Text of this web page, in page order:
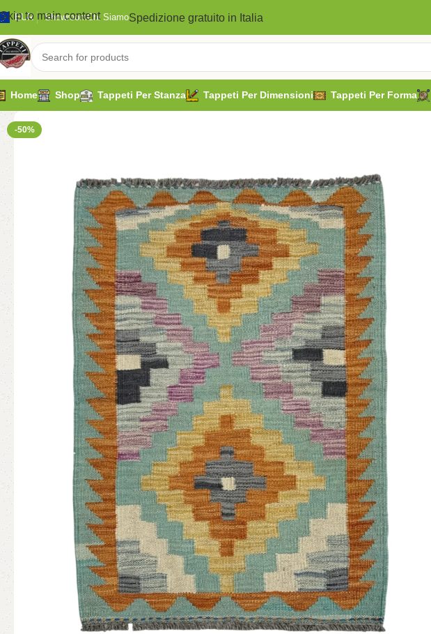
Skip to main content
EUR ShowroomChi SiamoSpedizione gratuito in Italia
Home Shop Tappeti Per Stanza Tappeti Per Dimensioni Tappeti Per Forma
-50%